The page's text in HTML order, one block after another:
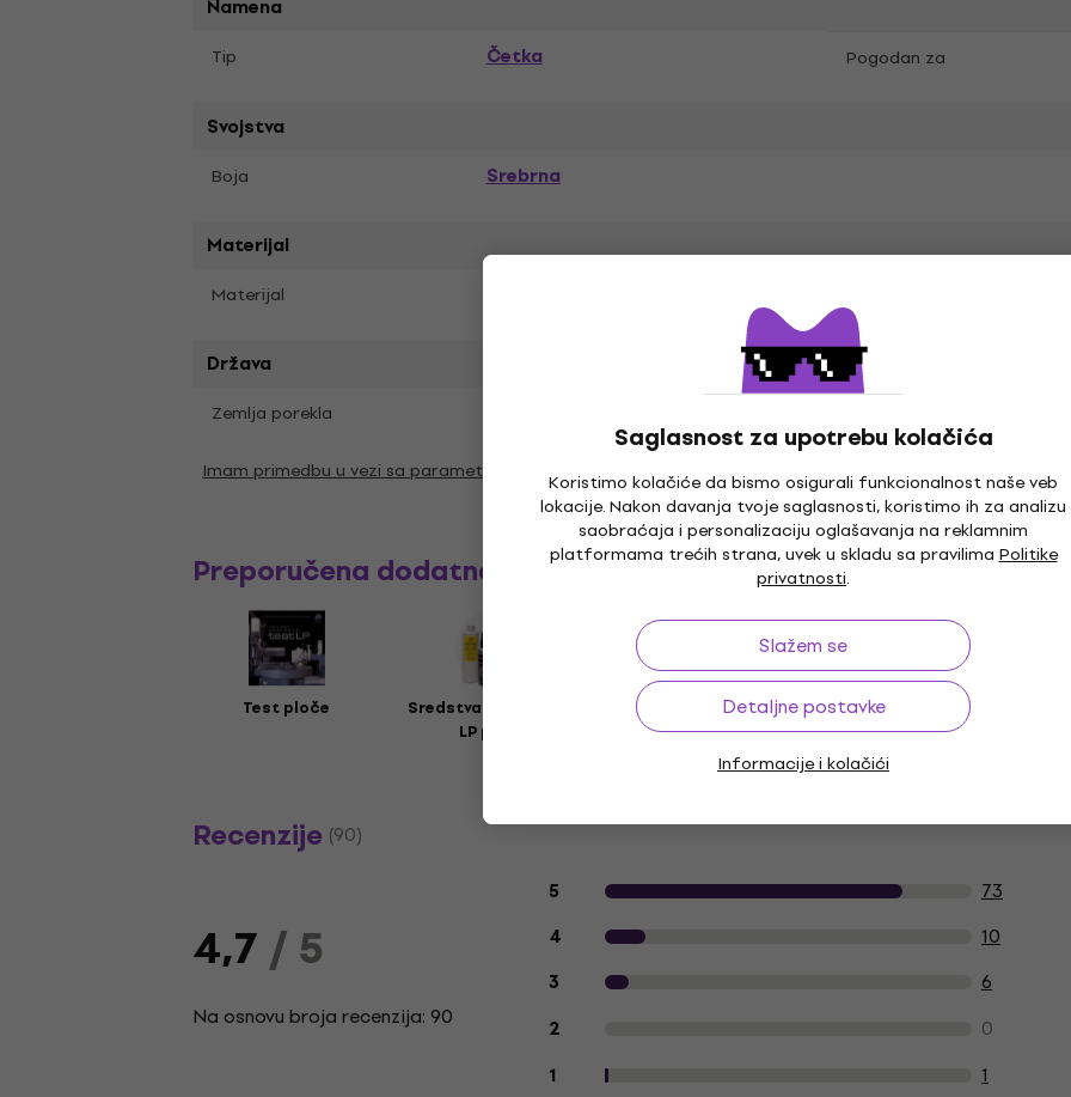
Saglasnost za upotrebu kolačića
Koristimo kolačiće da bismo osigurali funkcionalnost naše veb
lokacije. Nakon davanja tvoje saglasnosti, koristimo ih za analizu
saobraćaja i personalizaciju oglašavanja na reklamnim
platformama trećih strana, uvek u skladu sa pravilimaPolitike
privatnosti.
Slažem se
Detaljne postavke
Informacije i kolačići
Namena
Tip Četka Pogodan za
Svojstva
Boja Srebrna
Materijal
Materijal
Država
Zemlja porekla
Imam primedbu u vezi sa parametrima
Preporučena dodatna oprema
Test ploče
Sredstva za čišćenje
LP ploča
Setovi za čišćenje LP
ploča
Krpe za čišćenje LP
ploča
Recenzije (90)
4,7/ 5
Na osnovu broja recenzija: 90
Recenzije kupaca o proizvodu
5 73
4 10
3 6
2 0
1 1